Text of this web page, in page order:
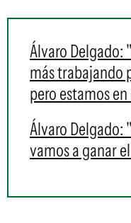
Álvaro Delgado:
más trabajando
pero estamos
Álvaro Delgado:
vamos a ganar